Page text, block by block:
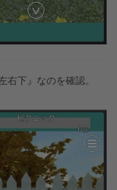
右下』なのを確認。